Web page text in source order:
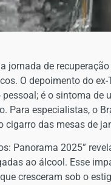
jornada de
O depoimento do
é o sintoma
Para especialistas, o
das mesas de
Panorama 2025”
ao álcool. Esse
cresceram sob o